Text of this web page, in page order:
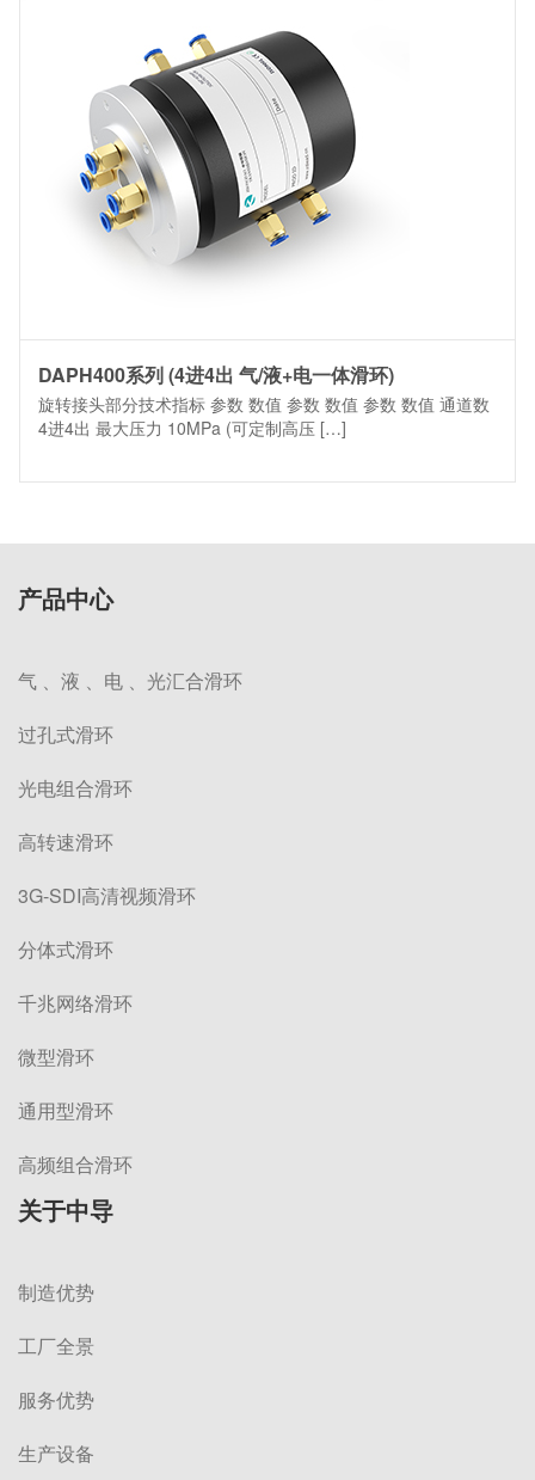
DAPH400系列 (4进4出 气/液+电一体滑环)
旋转接头部分技术指标 参数 数值 参数 数值 参数 数值 通道数
4进4出 最大压力 10MPa (可定制高压 […]
产品中心
气 、液 、电 、光汇合滑环
过孔式滑环
光电组合滑环
高转速滑环
3G-SDI高清视频滑环
分体式滑环
千兆网络滑环
微型滑环
通用型滑环
高频组合滑环
关于中导
制造优势
工厂全景
服务优势
生产设备